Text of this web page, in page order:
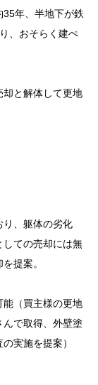
35年、半地下が鉄
、おそらく建ぺ
却と解体して更地
り、躯体の劣化
しての売却には無
提案。
能（買主様の更地
で取得、外壁塗
実施を提案）